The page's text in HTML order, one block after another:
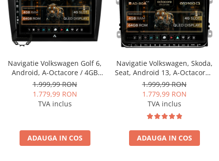
Jeep
Volvo
Iveco
Daihatsu
Rame adaptoare Chrysler
Rame adaptoare Isuzu
Rame adaptoare Subaru
Rame adaptoare Iveco
Rame adaptoare Land Rover
Navigatie Volkswagen Golf 6,
Android, A-Octacore / 4GB
RAM + 64GB ROM, 9 Inch -
AD-BGA9004+AD-
BGRKIT024V2
1.999,99 RON
1.779,99 RON
TVA inclus
ADAUGA IN COS
Navigatie Volkswagen, Skoda,
Seat, Android 13, A-Octacore /
4GB RAM + 64GB ROM, 9 Inch
- AD-BGAW9AC
1.999,99 RON
1.779,99 RON
TVA inclus
ADAUGA IN COS